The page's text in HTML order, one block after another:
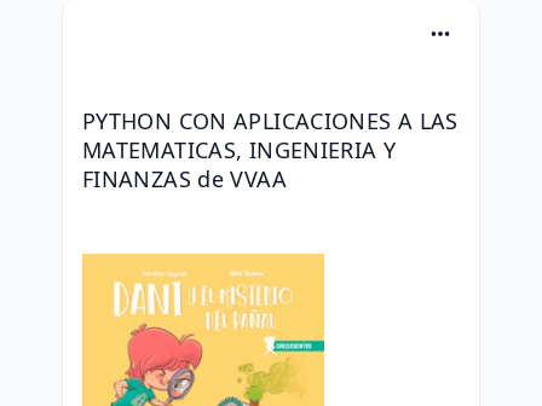
PYTHON CON APLICACIONES A LAS
MATEMATICAS, INGENIERIA Y
FINANZAS de VVAA